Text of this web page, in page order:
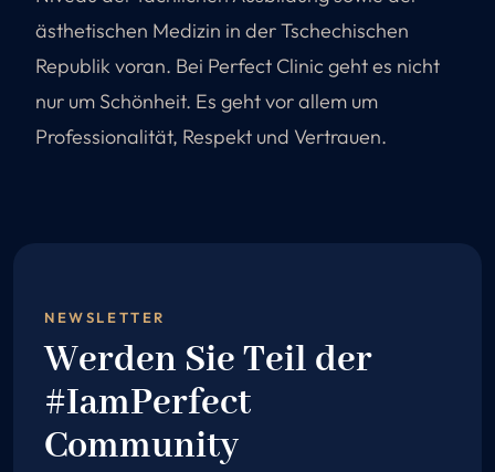
ästhetischen Medizin in der Tschechischen
Republik voran. Bei Perfect Clinic geht es nicht
nur um Schönheit. Es geht vor allem um
Professionalität, Respekt und Vertrauen.
NEWSLETTER
Werden Sie Teil der
#IamPerfect
Community